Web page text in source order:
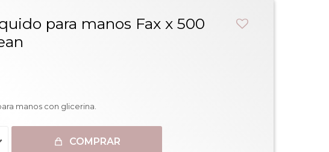
para manos Fax x 500
manos con glicerina.
COMPRAR